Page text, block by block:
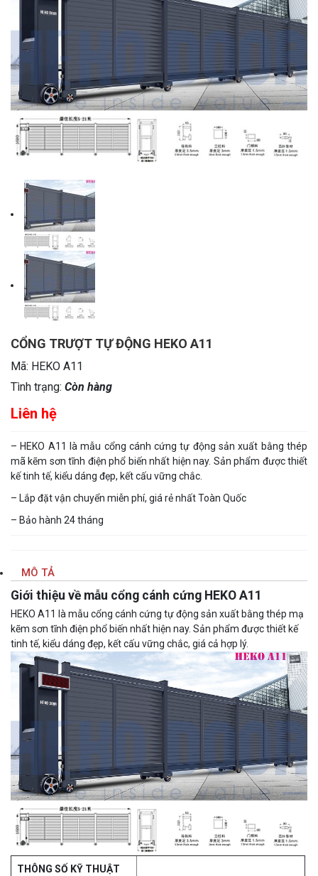
CỔNG TRƯỢT TỰ ĐỘNG HEKO A11
Mã: HEKO A11
Tình trạng: Còn hàng
Liên hệ
– HEKO A11 là mẫu cổng cánh cứng tự động sản xuất bằng thép
mã kẽm sơn tĩnh điện phổ biến nhất hiện nay. Sản phẩm được thiết
kế tinh tế, kiểu dáng đẹp, kết cấu vững chắc.
– Lắp đặt vận chuyển miễn phí, giá rẻ nhất Toàn Quốc
– Bảo hành 24 tháng
MÔ TẢ
Giới thiệu về mẫu cổng cánh cứng HEKO A11
HEKO A11 là mẫu cổng cánh cứng tự động sản xuất bằng thép mạ
kẽm sơn tĩnh điện phổ biến nhất hiện nay. Sản phẩm được thiết kế
tinh tế, kiểu dáng đẹp, kết cấu vững chắc, giá cả hợp lý.
THÔNG SỐ KỸ THUẬT